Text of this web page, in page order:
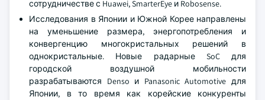
сотрудничестве с Huawei, SmarterEye и Robosense.
Исследования в Японии и Южной Корее направлены
на уменьшение размера, энергопотребления и
конвергенцию многокристальных решений в
однокристальные. Новые радарные SoC для
городской воздушной мобильности
разрабатываются Denso и Panasonic Automotive для
Японии, в то время как корейские конкуренты